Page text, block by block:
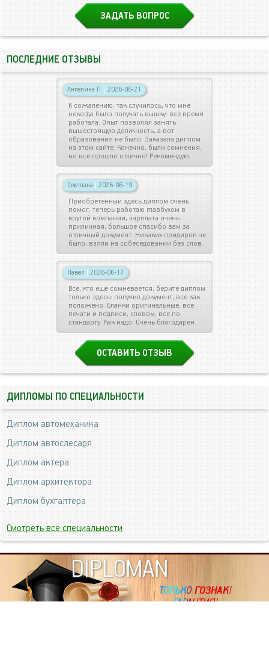
ЗАДАТЬ ВОПРОС
ПОСЛЕДНИЕ ОТЗЫВЫ
Ангелина П. | 2026-06-21
К сожалению, так случилось, что мне
некогда было получать вышку: все время
работала. Опыт позволял занять
вышестоящую должность, а вот
образования не было. Заказала диплом
на этом сайте. Конечно, были сомнения,
но все прошло отлично! Рекомендую.
Светлана | 2026-06-19
Приобретенный здесь диплом очень
помог, теперь работаю главбухом в
крутой компании, зарплата очень
приличная, большое спасибо вам за
отличный документ. Никаких придирок не
было, взяли на собеседовании без слов.
Павел | 2026-06-17
Все, кто еще сомневается, берите диплом
только здесь: получил документ, все как
положено. Бланки оригинальные, все
печати и подписи, словом, все по
стандарту. Как надо. Очень благодарен.
ОСТАВИТЬ ОТЗЫВ
ДИПЛОМЫ ПО СПЕЦИАЛЬНОСТИ
Диплом автомеханика
Диплом автослесаря
Диплом актера
Диплом архитектора
Диплом бухгалтера
Смотреть все специальности
DIPLOMAN